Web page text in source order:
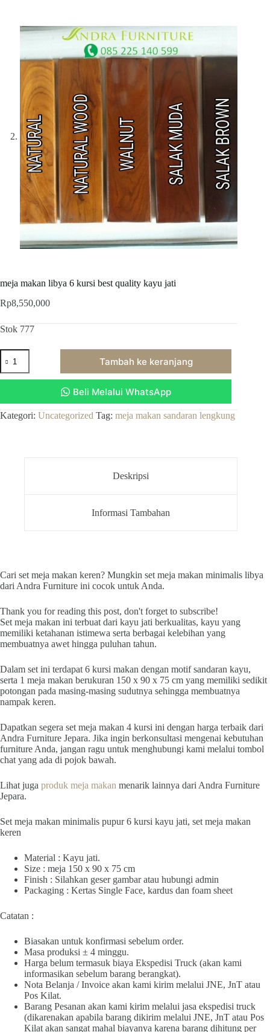
meja makan libya 6 kursi best quality kayu jati
Rp8,550,000
Stok 777
Kuantitas
meja
makan
kursi
best
Tambah ke keranjang
Beli Melalui WhatsApp
Kategori: Uncategorized Tag: meja makan sandaran lengkung
Deskripsi
Informasi Tambahan
Cari set meja makan keren? Mungkin set meja makan minimalis libya
dari Andra Furniture ini cocok untuk Anda.
Thank you for reading this post, don't forget to subscribe!
Set meja makan ini terbuat dari kayu jati berkualitas, kayu yang
memiliki ketahanan istimewa serta berbagai kelebihan yang
membuatnya awet hingga puluhan tahun.
Dalam set ini terdapat 6 kursi makan dengan motif sandaran kayu,
serta 1 meja makan berukuran 150 x 90 x 75 cm yang memiliki sedikit
potongan pada masing-masing sudutnya sehingga membuatnya
nampak keren.
Dapatkan segera set meja makan 4 kursi ini dengan harga terbaik dari
Andra Furniture Jepara. Jika ingin berkonsultasi mengenai kebutuhan
furniture Anda, jangan ragu untuk menghubungi kami melalui tombol
chat yang ada di pojok bawah.
Lihat juga produk meja makan menarik lainnya dari Andra Furniture
Jepara.
Set meja makan minimalis pupur 6 kursi kayu jati, set meja makan
keren
Material : Kayu jati.
Size : meja 150 x 90 x 75 cm
Finish : Silahkan geser gambar atau hubungi admin
Packaging : Kertas Single Face, kardus dan foam sheet
Catatan :
Biasakan untuk konfirmasi sebelum order.
Masa produksi ± 4 minggu.
Harga belum termasuk biaya Ekspedisi Truck (akan kami
informasikan sebelum barang berangkat).
Nota Belanja / Invoice akan kami kirim melalui JNE, JnT atau
Pos Kilat.
Barang Pesanan akan kami kirim melalui jasa ekspedisi truck
(dikarenakan apabila barang dikirim melalui JNE, JnT atau Pos
Kilat akan sangat mahal biayanya karena barang dihitung per